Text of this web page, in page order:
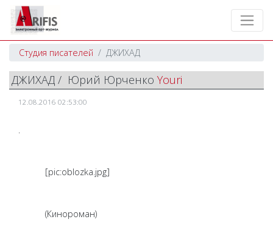
Студия писателей ДЖИХАД
ДЖИХАД / Юрий Юрченко Youri
12.08.2016 02:53:00
.
[pic:oblozka.jpg]
(Кинороман)